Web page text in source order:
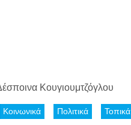
Κουγιουμτζόγλου
Κοινωνικά Πολιτικά Τοπικά